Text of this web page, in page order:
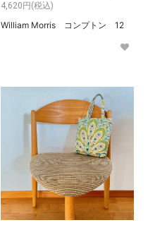
4,620円(税込)
William Morris コンプトン 12